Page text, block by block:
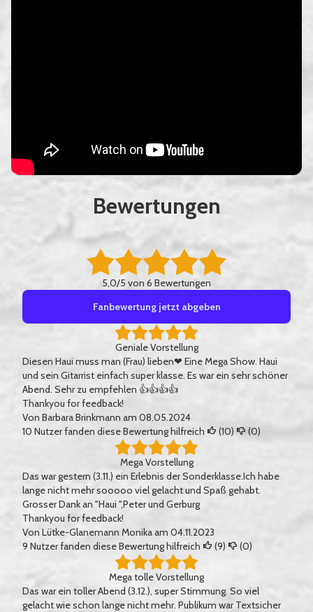
Bewertungen
5,0/5 von 6 Bewertungen
Fanbewertung jetzt abgeben
Geniale Vorstellung
Diesen Haui muss man (Frau) lieben❤ Eine Mega Show. Haui
und sein Gitarrist einfach super klasse. Es war ein sehr schöner
Abend. Sehr zu empfehlen 👍👍👍👍
Thankyou for feedback!
Von Barbara Brinkmann am 08.05.2024
10 Nutzer fanden diese Bewertung hilfreich (10) (0)
Mega Vorstellung
Das war gestern (3.11.) ein Erlebnis der Sonderklasse.Ich habe
lange nicht mehr sooooo viel gelacht und Spaß gehabt.
Grosser Dank an "Haui ",Peter und Gerburg
Thankyou for feedback!
Von Lütke-Glanemann Monikaam 04.11.2023
9 Nutzer fanden diese Bewertung hilfreich (9) (0)
Mega tolle Vorstellung
Das war ein toller Abend (3.12.), super Stimmung. So viel
gelacht wie schon lange nicht mehr. Publikum war Textsicher